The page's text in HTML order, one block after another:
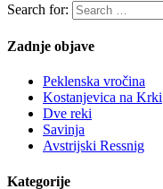
Search for:
Zadnje objave
Peklenska vročina
Kostanjevica na Krki
Dve reki
Savinja
Avstrijski Ressnig
Kategorije